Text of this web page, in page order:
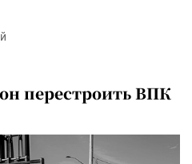
перестроить ВПК